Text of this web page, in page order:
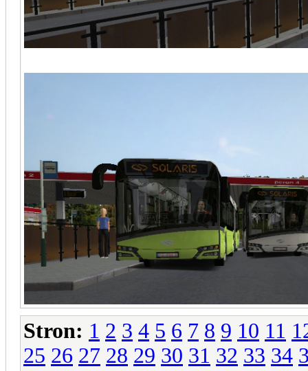
Stron: 1 2 3 4 5 6 7 8 9 10 11
25 26 27 28 29 30 31 32 33 34